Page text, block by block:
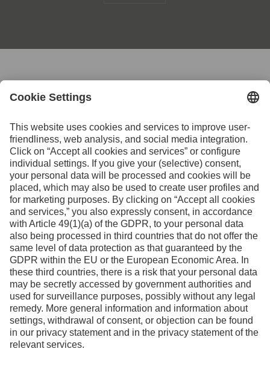
Contact us for further
Contact
Facebook